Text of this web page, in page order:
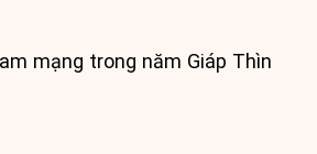
mạng trong năm Giáp Thìn